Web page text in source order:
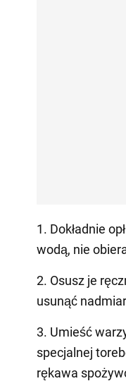
1. Dokładnie
wodą, nie
2. Osusz je
usunąć
3. Umieść
specjalnej
rękawa